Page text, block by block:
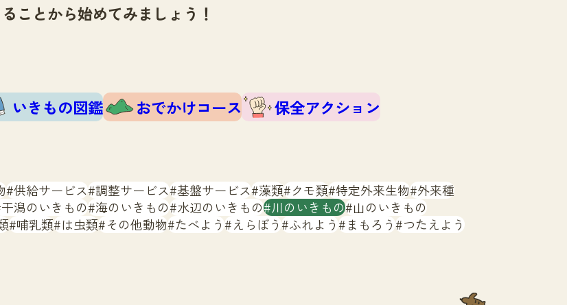
ことから始めてみましょう！
いきもの図鑑 おでかけコース
保全アクション
供給サービス 調整サービス 基盤サービス 藻類 クモ類 特定外来生物 外来種
干潟のいきもの 海のいきもの 水辺のいきもの 川のいきもの 山のいきもの
哺乳類 は虫類 その他動物 たべよう えらぼう ふれよう まもろう つたえよう